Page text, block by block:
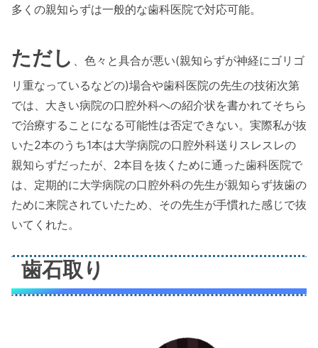
多くの親知らずは一般的な歯科医院で対応可能。
ただし 、色々と具合が悪い(親知らずが神経にゴリゴ
リ重なっているなどの)場合や歯科医院の先生の技術次第
では、大きい病院の口腔外科への紹介状を書かれてそちら
で治療することになる可能性は否定できない。実際私が抜
いた2本のうち1本は大学病院の口腔外科送りスレスレの
親知らずだったが、2本目を抜くために通った歯科医院で
は、定期的に大学病院の口腔外科の先生が親知らず抜歯の
ために来院されていたため、その先生が手慣れた感じで抜
いてくれた。
歯石取り